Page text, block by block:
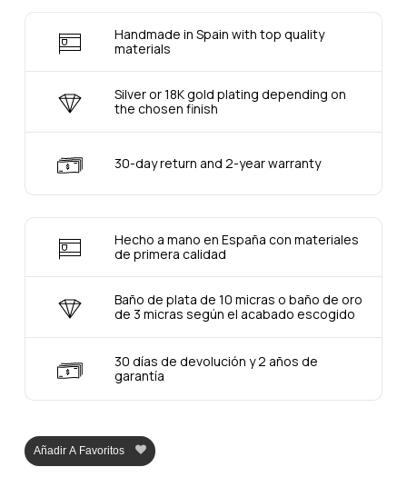
Handmade in Spain with top quality
materials
Silver or 18K gold plating depending on
the chosen finish
30-day return and 2-year warranty
Hecho a mano en España con materiales
de primera calidad
Baño de plata de 10 micras o baño de oro
de 3 micras según el acabado escogido
30 días de devolución y 2 años de
garantía
Añadir A Favoritos